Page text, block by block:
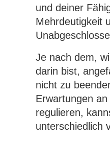
und deiner
Mehrdeutigkeit
Je nach dem,
darin bist,
nicht zu
Erwartungen
regulieren,
unterschiedlich